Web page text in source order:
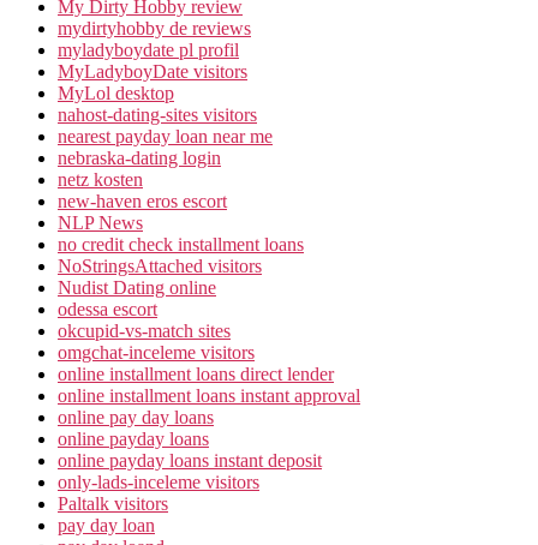
My Dirty Hobby review
mydirtyhobby de reviews
myladyboydate pl profil
MyLadyboyDate visitors
MyLol desktop
nahost-dating-sites visitors
nearest payday loan near me
nebraska-dating login
netz kosten
new-haven eros escort
NLP News
no credit check installment loans
NoStringsAttached visitors
Nudist Dating online
odessa escort
okcupid-vs-match sites
omgchat-inceleme visitors
online installment loans direct lender
online installment loans instant approval
online pay day loans
online payday loans
online payday loans instant deposit
only-lads-inceleme visitors
Paltalk visitors
pay day loan